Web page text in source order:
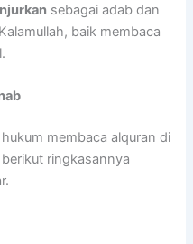
sebagai adab dan
baik membaca
membaca alquran di
ringkasannya